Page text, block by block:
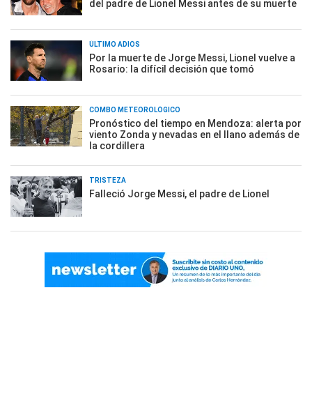
del padre de Lionel Messi antes de su muerte
ÚLTIMO ADIÓS
Por la muerte de Jorge Messi, Lionel vuelve a
Rosario: la difícil decisión que tomó
COMBO METEOROLÓGICO
Pronóstico del tiempo en Mendoza: alerta por
viento Zonda y nevadas en el llano además de
la cordillera
TRISTEZA
Falleció Jorge Messi, el padre de Lionel